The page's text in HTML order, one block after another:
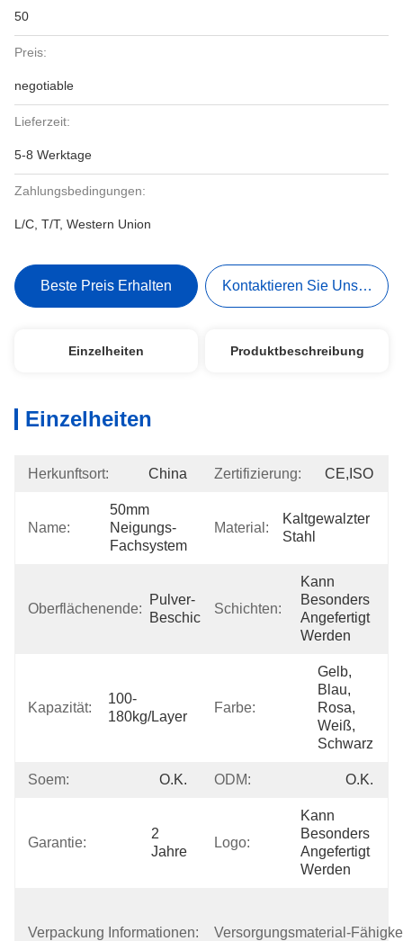
50
Preis:
negotiable
Lieferzeit:
5-8 Werktage
Zahlungsbedingungen:
L/C, T/T, Western Union
Beste Preis Erhalten Kontaktieren Sie Uns Jetzt
Einzelheiten Produktbeschreibung
Einzelheiten
Herkunftsort: China Zertifizierung: CE,ISO
Name:
50mm
Neigungs-
Fachsystem
Material:
Kaltgewalzter
Stahl
Oberflächenende:
Pulver-
Beschichtung
Schichten:
Kann
Besonders
Angefertigt
Werden
Kapazität:
100-
180kg/layer
Farbe:
Gelb,
Blau,
Rosa,
Weiß,
Schwarz
Soem: O.K. ODM: O.K.
Garantie:
2
Jahre
Logo:
Kann
Besonders
Angefertigt
Werden
Verpackung Informationen:
Lagiger
Versorgungsmaterial-